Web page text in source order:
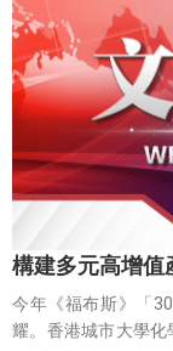
數的跌幅。
今年《福布斯》「
耀。香港城市大學化